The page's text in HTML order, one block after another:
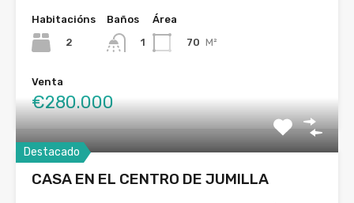
Habitacións
2
Baños
1
Área
70 M²
Venta
€280.000
Destacado
CASA EN EL CENTRO DE JUMILLA